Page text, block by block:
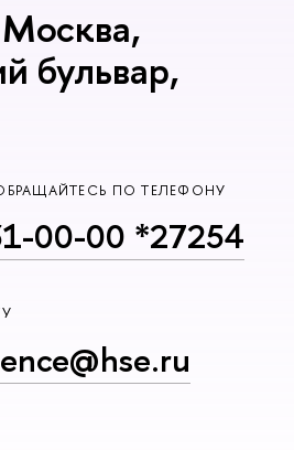
бульвар,
ПО ТЕЛЕФОНУ
00-00 *27254